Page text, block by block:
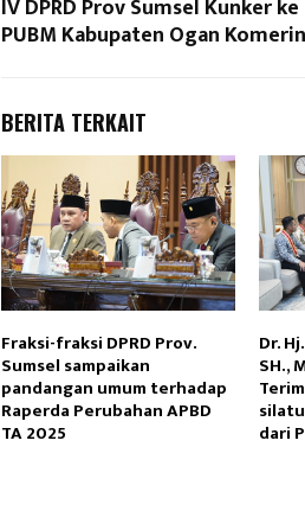
IV DPRD Prov Sumsel Kunker
PUBM Kabupaten Ogan
BERITA TERKAIT
Fraksi-fraksi DPRD Prov.
Sumsel sampaikan
pandangan umum terhadap
Raperda Perubahan APBD
TA 2025
Dr.
SH.,
dari